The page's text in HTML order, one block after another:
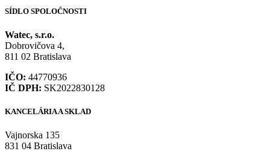
SÍDLO SPOLOČNOSTI
Watec, s.r.o.
Dobrovičova 4,
811 02 Bratislava
IČO: 44770936
IČ DPH: SK2022830128
KANCELÁRIA A SKLAD
Vajnorska 135
831 04 Bratislava